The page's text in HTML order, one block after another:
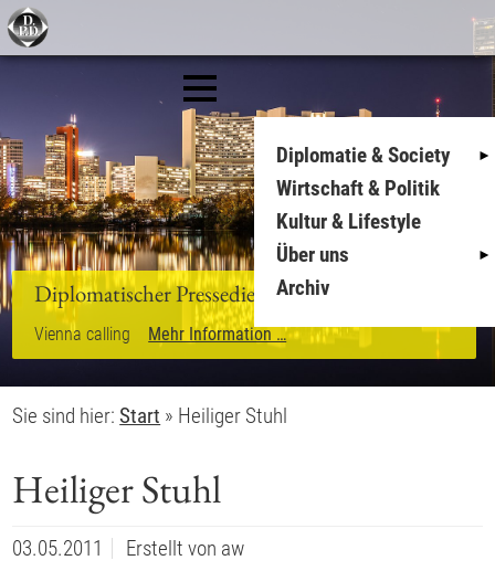
Diplomatie & Society
Wirtschaft & Politik
Kultur & Lifestyle
Über uns
Archiv
Diplomatischer Pressedienst
Vienna calling Mehr Information …
Sie sind hier:Start » Heiliger Stuhl
Heiliger Stuhl
03.05.2011 Erstellt von aw